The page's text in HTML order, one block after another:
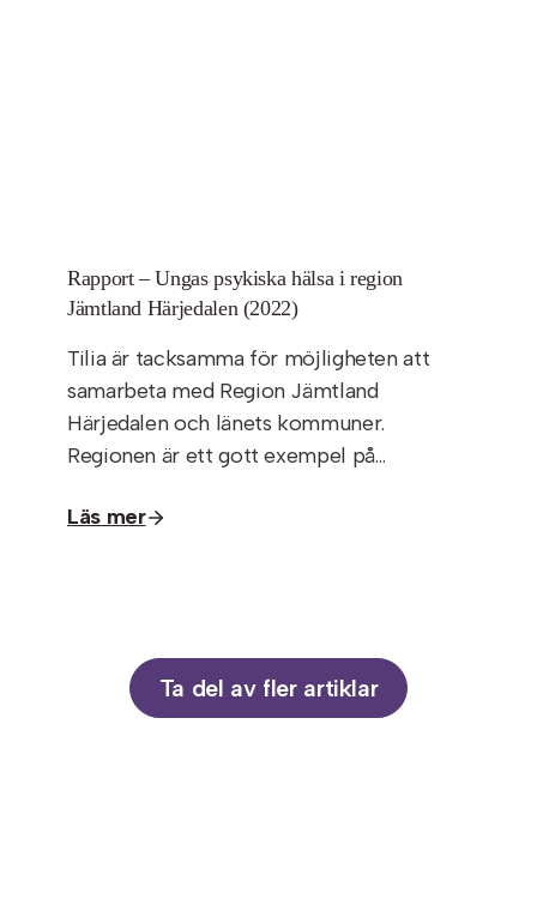
Rapport – Ungas psykiska hälsa i region
Jämtland Härjedalen (2022)
Tilia är tacksamma för möjligheten att
samarbeta med Region Jämtland
Härjedalen och länets kommuner.
Regionen är ett gott exempel på…
Läs mer
Ta del av fler artiklar